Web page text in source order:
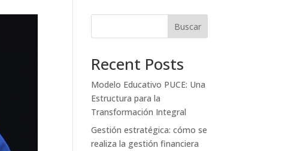
Buscar
Recent Posts
Modelo Educativo PUCE: Una
Estructura para la
Transformación Integral
Gestión estratégica: cómo se
realiza la gestión financiera